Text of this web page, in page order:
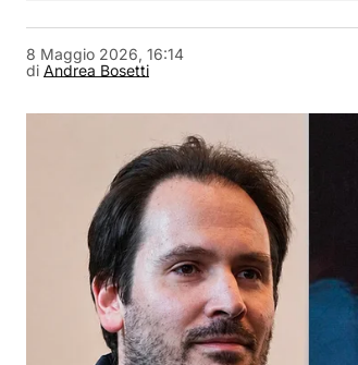
di Andrea Bosetti
8 Maggio 2026, 16:14